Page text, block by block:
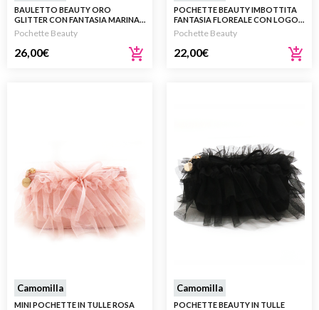
BAULETTO BEAUTY ORO
GLITTER CON FANTASIA MARINA E
MANICI
Pochette Beauty
26,00€
POCHETTE BEAUTY IMBOTTITA
FANTASIA FLOREALE CON LOGO
CHARM
Pochette Beauty
22,00€
Camomilla
MINI POCHETTE IN TULLE ROSA
Camomilla
POCHETTE BEAUTY IN TULLE